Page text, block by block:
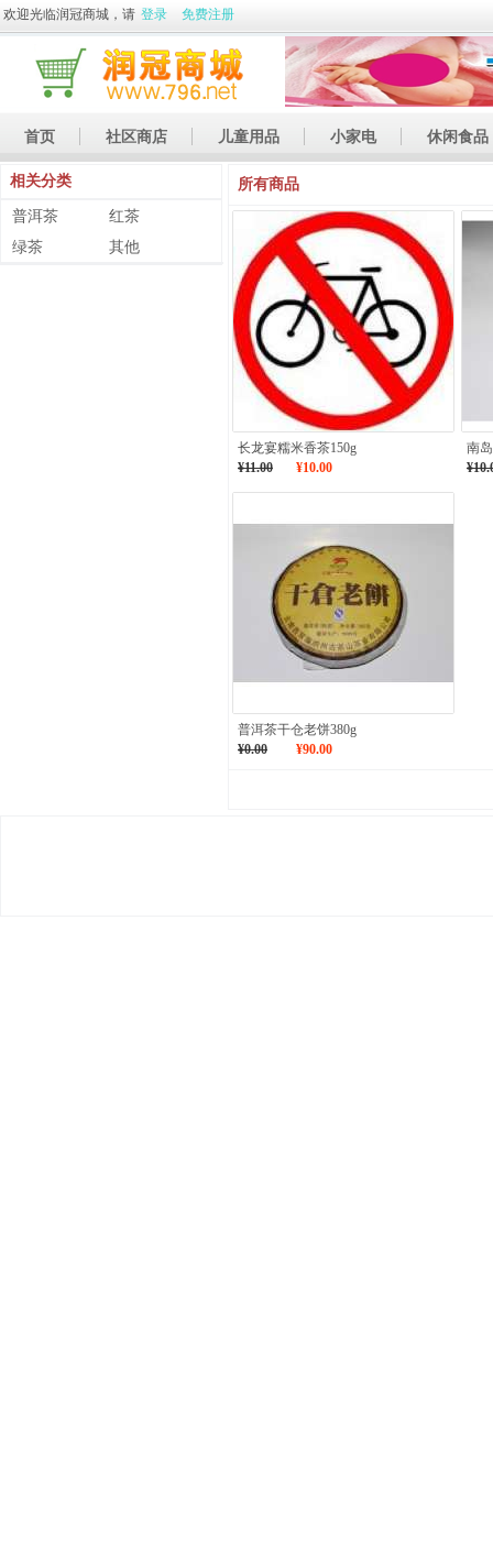
欢迎光临润冠商城，请 登录 免费注册
首页 社区商店 儿童用品 小家电 休闲食品
休闲娱乐 土特产
相关分类
普洱茶
红茶
绿茶
其他
所有商品
长龙宴糯米香茶150g
¥11.00
¥10.00
南
普洱茶干仓老饼380g
¥0.00
¥90.00